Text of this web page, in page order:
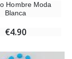
Hombre Moda
Blanca
€4.90